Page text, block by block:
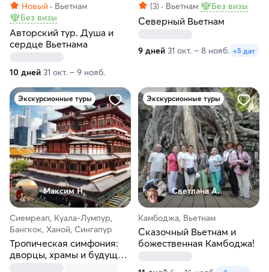
Новый
Вьетнам
Без визы
Авторский тур. Душа и
сердце Вьетнама
10 дней 31 окт. – 9 нояб.
(3) Вьетнам Без визы
Северный Вьетнам
9 дней 31 окт. – 8 нояб. +5 дат
Экскурсионные туры
Максим H.
Сиемреап, Куала-Лумпур,
Бангкок, Ханой, Сингапур
Тропическая симфония:
дворцы, храмы и будущее
Экскурсионные туры
Светлана А.
Камбоджа, Вьетнам
Сказочный Вьетнам и
божественная Камбоджа!